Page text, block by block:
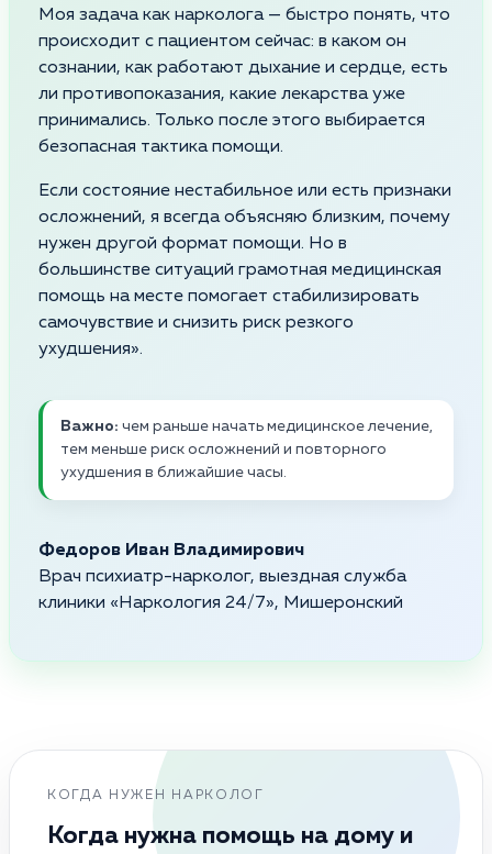
Моя задача как нарколога — быстро понять, что
происходит с пациентом сейчас: в каком он
сознании, как работают дыхание и сердце, есть
ли противопоказания, какие лекарства уже
принимались. Только после этого выбирается
безопасная тактика помощи.
Если состояние нестабильное или есть признаки
осложнений, я всегда объясняю близким, почему
нужен другой формат помощи. Но в
большинстве ситуаций грамотная медицинская
помощь на месте помогает стабилизировать
самочувствие и снизить риск резкого
ухудшения».
Важно: чем раньше начать медицинское лечение,
тем меньше риск осложнений и повторного
ухудшения в ближайшие часы.
Федоров Иван Владимирович
Врач психиатр-нарколог, выездная служба
клиники «Наркология 24/7», Мишеронский
КОГДА НУЖЕН НАРКОЛОГ
Когда нужна помощь на дому и